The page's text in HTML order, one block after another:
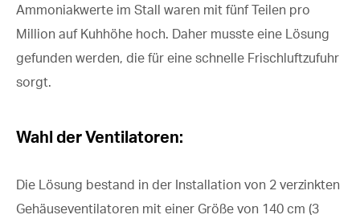
Ammoniakwerte im Stall waren mit fünf Teilen pro
Million auf Kuhhöhe hoch. Daher musste eine Lösung
gefunden werden, die für eine schnelle Frischluftzufuhr
sorgt.
Wahl der Ventilatoren:
Die Lösung bestand in der Installation von 2 verzinkten
Gehäuseventilatoren mit einer Größe von 140 cm (3